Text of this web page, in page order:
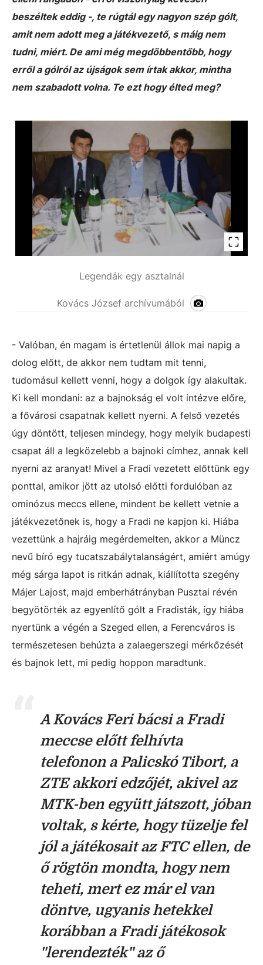
beszéltek eddig -, te rúgtál egy nagyon szép gólt,
amit nem adott meg a játékvezető, s máig nem
tudni, miért. De ami még megdöbbentőbb, hogy
erről a gólról az újságok sem írtak akkor, mintha
nem szabadott volna. Te ezt hogy élted meg?
Legendák egy asztalnál
Kovács József archívumából
- Valóban, én magam is értetlenül állok mai napig a
dolog előtt, de akkor nem tudtam mit tenni,
tudomásul kellett venni, hogy a dolgok így alakultak.
Ki kell mondani: az a bajnokság el volt intézve előre,
a fővárosi csapatnak kellett nyerni. A felső vezetés
úgy döntött, teljesen mindegy, hogy melyik budapesti
csapat áll a legközelebb a bajnoki címhez, annak kell
nyerni az aranyat! Mivel a Fradi vezetett előttünk egy
ponttal, amikor jött az utolsó előtti fordulóban az
ominózus meccs ellene, mindent be kellett vetnie a
játékvezetőnek is, hogy a Fradi ne kapjon ki. Hiába
vezettünk a hajráig megérdemelten, akkor a Müncz
nevű bíró egy tucatszabálytalanságért, amiért amúgy
még sárga lapot is ritkán adnak, kiállította szegény
Májer Lajost, majd emberhátrányban Pusztai révén
begyötörték az egyenlítő gólt a Fradisták, így hiába
nyertünk a végén a Szeged ellen, a Ferencváros is
természetesen behúzta a zalaegerszegi mérkőzését
és bajnok lett, mi pedig hoppon maradtunk.
A Kovács Feri bácsi a Fradi
meccse előtt felhívta
telefonon a Palicskó Tibort, a
ZTE akkori edzőjét, akivel az
MTK-ben együtt játszott, jóban
voltak, s kérte, hogy tüzelje fel
jól a játékosait az FTC ellen, de
ő rögtön mondta, hogy nem
teheti, mert ez már el van
döntve, ugyanis hetekkel
korábban a Fradi játékosok
"lerendezték" az ő